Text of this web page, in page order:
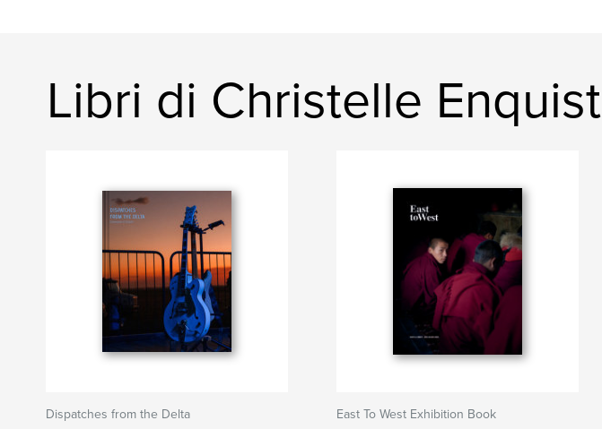
Libri di Christelle Enquist
Dispatches from the Delta East To West Exhibition Book